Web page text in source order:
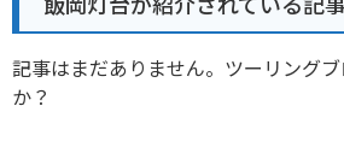
記事はまだありません。ツーリング
か？